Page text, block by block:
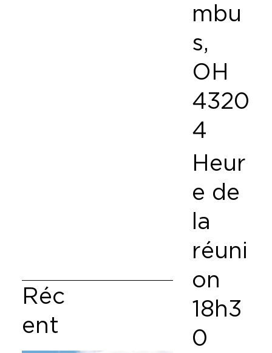
Réc
ent
mbu
s,
OH
4320
4
Heur
e de
la
réuni
on
18h3
0